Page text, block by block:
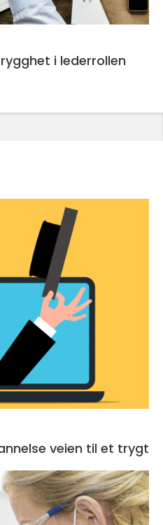
i lederrollen
til et trygt